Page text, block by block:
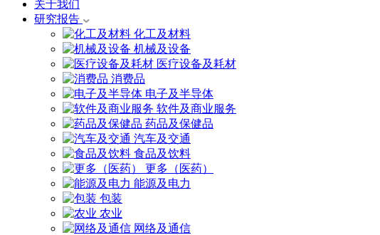
关于我们
研究报告
化工及材料
机械及设备
医疗设备及耗材
消费品
电子及半导体
软件及商业服务
药品及保健品
汽车及交通
食品及饮料
更多（医药）
能源及电力
包装
农业
网络及通信